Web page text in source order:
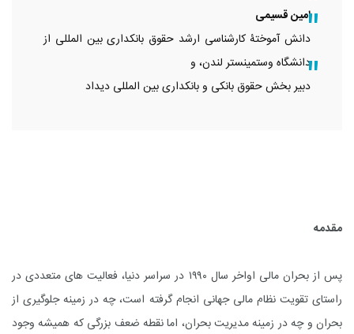
امین قسیمی
دانش آموختۀ کارشناسی ارشد حقوق بانکداری بین المللی از
دانشگاه وستمینستر لندن، و
دبیر بخش حقوق بانکی و بانکداری بین المللی دیداد
مقدمه
پس از بحران مالی اواخر سال ۱۹۹۰ در سراسر دنیا، فعالیت های متعددی در
راستای تقویت نظام مالی جهانی انجام گرفته است، چه در زمینه جلوگیری از
بحران و چه در زمینه مدیریت بحران، اما نقطه ضعف بزرگی که همیشه وجود